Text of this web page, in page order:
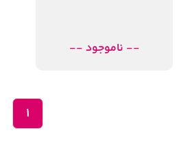
-- ناموجود --
1